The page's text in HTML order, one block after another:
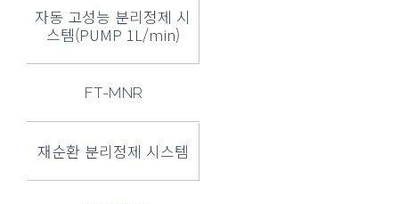
자동 고성능 분리정제 시
스템(PUMP 1L/min)
FT-MNR
재순환 분리정제 시스템